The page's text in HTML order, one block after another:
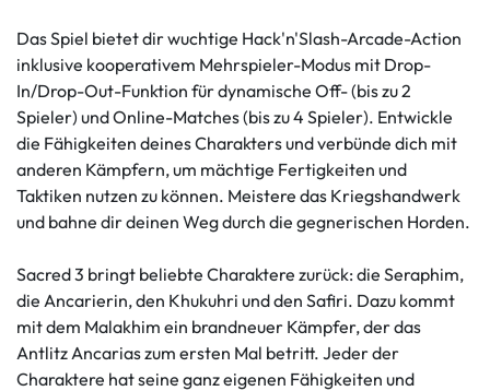
Das Spiel bietet dir wuchtige Hack'n'Slash-Arcade-Action
inklusive kooperativem Mehrspieler-Modus mit Drop-
In/Drop-Out-Funktion für dynamische Off- (bis zu 2
Spieler) und Online-Matches (bis zu 4 Spieler). Entwickle
die Fähigkeiten deines Charakters und verbünde dich mit
anderen Kämpfern, um mächtige Fertigkeiten und
Taktiken nutzen zu können. Meistere das Kriegshandwerk
und bahne dir deinen Weg durch die gegnerischen Horden.
Sacred 3 bringt beliebte Charaktere zurück: die Seraphim,
die Ancarierin, den Khukuhri und den Safiri. Dazu kommt
mit dem Malakhim ein brandneuer Kämpfer, der das
Antlitz Ancarias zum ersten Mal betritt. Jeder der
Charaktere hat seine ganz eigenen Fähigkeiten und